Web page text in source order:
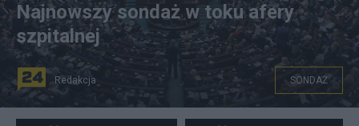
Najnowszy sondaż w toku afery
szpitalnej
Redakcja SONDAŻ